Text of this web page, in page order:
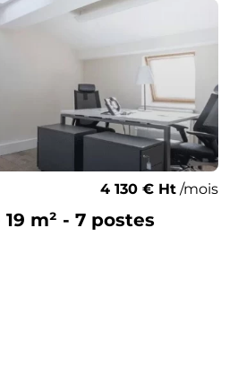
4 130 € Ht/mois
19 m² - 7 postes